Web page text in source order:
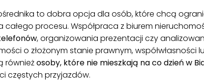
to dobra opcja dla osób, które chcą
procesu. Współpraca z biurem
, organizowania prezentacji czy
o złożonym stanie prawnym, współwłasności
równieżosoby, które nie mieszkają na co dzień w
częstych przyjazdów.